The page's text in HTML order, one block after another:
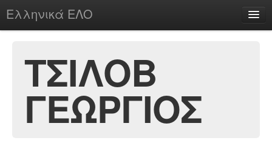
Ελληνικά ΕΛΟ
chesstu.be @ discord
Login
ΤΣΙΛΟΒ
ΓΕΩΡΓΙΟΣ